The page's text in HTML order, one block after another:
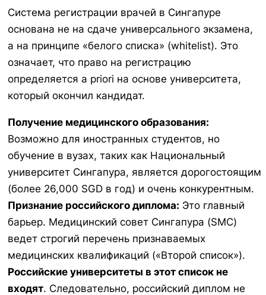
Система регистрации врачей в Сингапуре
основана не на сдаче универсального экзамена,
а на принципе «белого списка» (whitelist). Это
означает, что право на регистрацию
определяется a priori на основе университета,
который окончил кандидат.
Получение медицинского образования:
Возможно для иностранных студентов, но
обучение в вузах, таких как Национальный
университет Сингапура, является дорогостоящим
(более 26,000 SGD в год) и очень конкурентным.
Признание российского диплома: Это главный
барьер. Медицинский совет Сингапура (SMC)
ведет строгий перечень признаваемых
медицинских квалификаций («Второй список»).
Российские университеты в этот список не
входят. Следовательно, российский диплом не